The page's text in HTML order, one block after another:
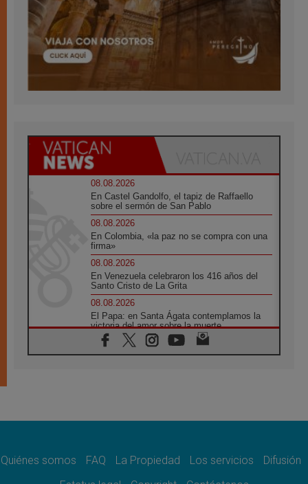
08.08.2026
En Castel Gandolfo, el tapiz de Raffaello
sobre el sermón de San Pablo
08.08.2026
En Colombia, «la paz no se compra con una
firma»
08.08.2026
En Venezuela celebraron los 416 años del
Santo Cristo de La Grita
08.08.2026
El Papa: en Santa Ágata contemplamos la
victoria del amor sobre la muerte
08.08.2026
León XIV visitará el Santuario de la Madre
07.08.2026
07.08.2026
Quiénes somos FAQ La Propiedad Los servicios
Difusión